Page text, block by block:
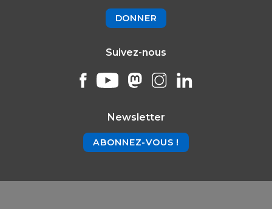
DONNER
Suivez-nous
Newsletter
ABONNEZ-VOUS !